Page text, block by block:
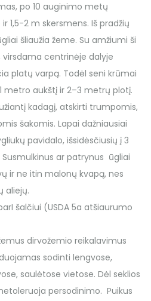
po 10 auginimo metų
1,5-2 m skersmens. Iš pradžių
šliaužia žeme. Su amžiumi ši
virsdama centrinėje dalyje
platų varpą. Todėl seni krūmai
metro aukštį ir 2–3 metrų plotį.
kadagį, atskirti trumpomis,
šakomis. Lapai dažniausiai
pavidalo, išsidėsčiusių į 3
Susmulkinus ar patrynus ūgliai
ir ne itin malonų kvapą, nes
aliejų.
šalčiui (USDA 5a atšiaurumo
dirvožemio reikalavimus
sodinti lengvose,
saulėtose vietose. Dėl seklios
persodinimo. Puikus